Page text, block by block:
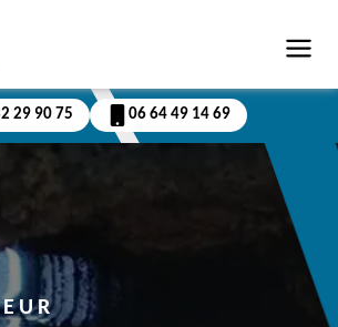
29 90 75 06 64 49 14 69